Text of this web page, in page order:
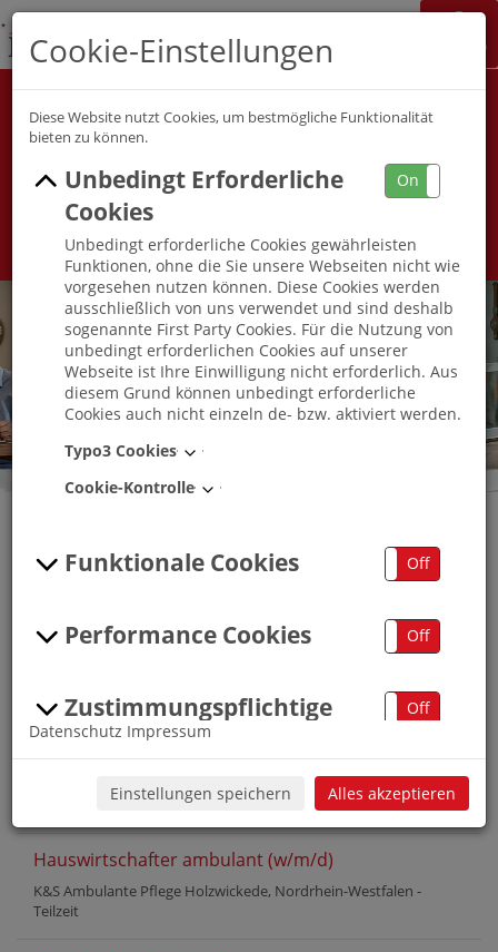
Jobchannel
Job Map
Pflege Alle Berufe
Umkreis
Gerontopsychiatrische Fachkraft (w/m/d)
K&S Seniorenresidenz Raunheim, Hessen -Vollzeit |Teilzeit
Hauswirtschafter ambulant (w/m/d)
K&S Ambulante Pflege Holzwickede, Nordrhein-Westfalen -
Teilzeit
Cookie-Einstellungen
Diese Website nutzt Cookies, um bestmögliche Funktionalität
bieten zu können.
Unbedingt Erforderliche
Cookies
On
Unbedingt erforderliche Cookies gewährleisten
Funktionen, ohne die Sie unsere Webseiten nicht wie
vorgesehen nutzen können. Diese Cookies werden
ausschließlich von uns verwendet und sind deshalb
sogenannte First Party Cookies. Für die Nutzung von
unbedingt erforderlichen Cookies auf unserer
Webseite ist Ihre Einwilligung nicht erforderlich. Aus
diesem Grund können unbedingt erforderliche
Cookies auch nicht einzeln de- bzw. aktiviert werden.
Typo3 Cookies
Cookie-Kontrolle
Funktionale Cookies Off
Performance Cookies Off
Zustimmungspflichtige
Cookies
Off
Datenschutz Impressum
Einstellungen speichern Alles akzeptieren